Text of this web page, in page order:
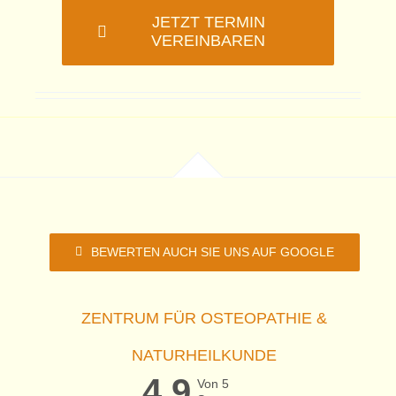
JETZT TERMIN
VEREINBAREN
BEWERTEN AUCH SIE UNS AUF GOOGLE
ZENTRUM FÜR OSTEOPATHIE &
NATURHEILKUNDE
Von 5